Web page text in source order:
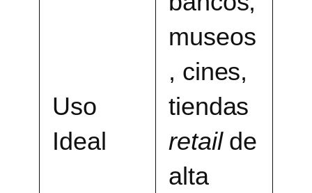
Uso
Ideal
museos
, cines,
tiendas
retailde
alta